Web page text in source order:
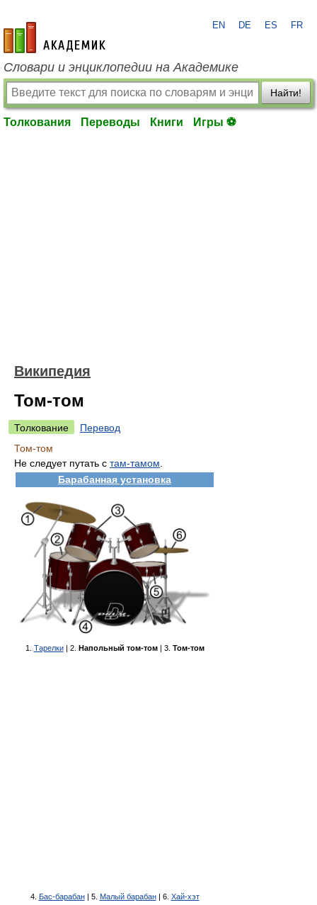
academic.ru
EN DE ES FR
Словари и энциклопедии на Академике
Найти!
Толкования Переводы Книги Игры ⚽
Википедия
Том-том
Толкование
Перевод
Том-том
Не следует путать с там-тамом
Барабанная установка
1. Тарелки| 2. Напольный том-том| 3. Том-том
4. Бас-барабан| 5. Малый барабан| 6. Хай-хэт